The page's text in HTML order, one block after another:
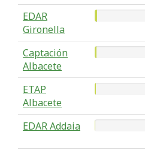
EDAR
Gironella
Captación
Albacete
ETAP
Albacete
EDAR Addaia